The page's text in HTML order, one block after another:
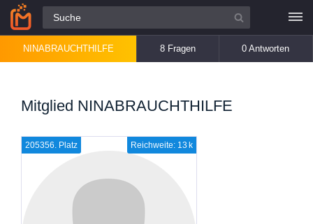
Alle Fragen
NINABRAUCHTHILFE 8 Fragen 0 Antworten
Mitglied NINABRAUCHTHILFE
Reichweite: 13 k
205356. Platz